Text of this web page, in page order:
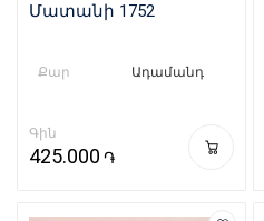
Մատանի 1752
Քար Ադամանդ
Գին
425.000 ֏